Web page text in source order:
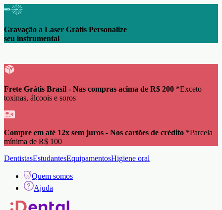
Gravação a Laser Grátis Personalize
seu instrumental
Frete Grátis Brasil - Nas compras acima de R$ 200 *Exceto
toxinas, álcoois e soros
Compre em até 12x sem juros - Nos cartões de crédito *Parcela
mínima de R$ 100
DentistasEstudantesEquipamentosHigiene oral
Quem somos
Ajuda